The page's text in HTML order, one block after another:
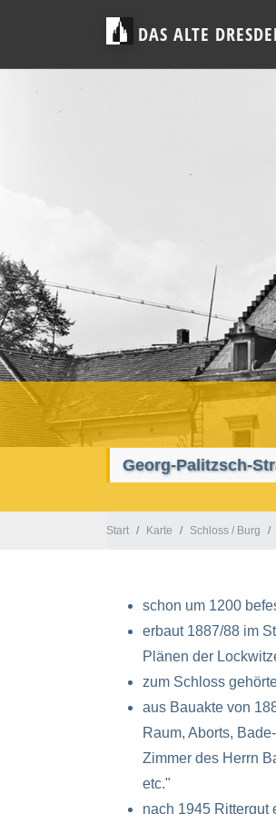
DAS ALTE
Georg-Palitzsch-
Start Karte Schloss / Burg
schon um 1200
erbaut 1887/88 im
Plänen der
zum Schloss
aus Bauakte von
Raum, Aborts,
Zimmer des Herrn
etc."
nach 1945 Rittergut